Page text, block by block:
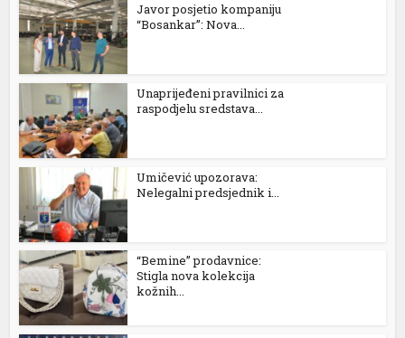
Javor posjetio kompaniju
“Bosankar”: Nova...
Unaprijeđeni pravilnici za
raspodjelu sredstava...
Umičević upozorava:
Nelegalni predsjednik i...
“Bemine” prodavnice:
Stigla nova kolekcija
kožnih...